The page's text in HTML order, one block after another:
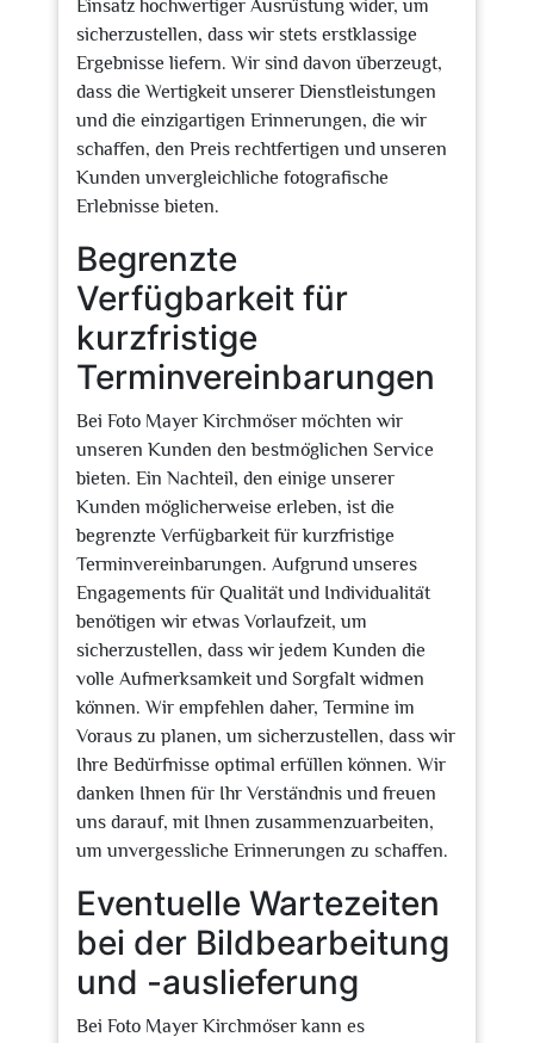
Einsatz hochwertiger Ausrüstung wider, um
sicherzustellen, dass wir stets erstklassige
Ergebnisse liefern. Wir sind davon überzeugt,
dass die Wertigkeit unserer Dienstleistungen
und die einzigartigen Erinnerungen, die wir
schaffen, den Preis rechtfertigen und unseren
Kunden unvergleichliche fotografische
Erlebnisse bieten.
Begrenzte
Verfügbarkeit für
kurzfristige
Terminvereinbarungen
Bei Foto Mayer Kirchmöser möchten wir
unseren Kunden den bestmöglichen Service
bieten. Ein Nachteil, den einige unserer
Kunden möglicherweise erleben, ist die
begrenzte Verfügbarkeit für kurzfristige
Terminvereinbarungen. Aufgrund unseres
Engagements für Qualität und Individualität
benötigen wir etwas Vorlaufzeit, um
sicherzustellen, dass wir jedem Kunden die
volle Aufmerksamkeit und Sorgfalt widmen
können. Wir empfehlen daher, Termine im
Voraus zu planen, um sicherzustellen, dass wir
Ihre Bedürfnisse optimal erfüllen können. Wir
danken Ihnen für Ihr Verständnis und freuen
uns darauf, mit Ihnen zusammenzuarbeiten,
um unvergessliche Erinnerungen zu schaffen.
Eventuelle Wartezeiten
bei der Bildbearbeitung
und -auslieferung
Bei Foto Mayer Kirchmöser kann es